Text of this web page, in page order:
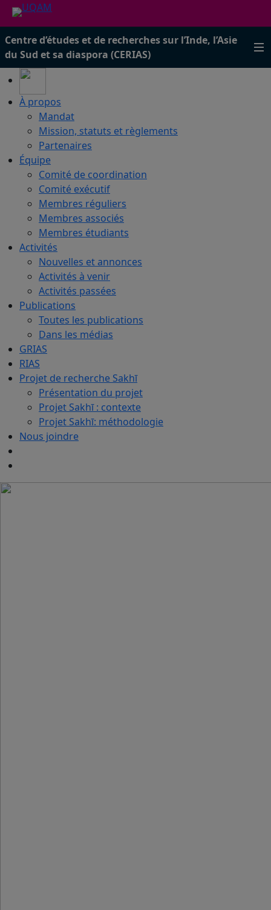
Centre d’études et de recherches sur l’Inde, l’Asie
du Sud et sa diaspora (CERIAS)
À propos
Mandat
Mission, statuts et règlements
Partenaires
Équipe
Comité de coordination
Comité exécutif
Membres réguliers
Membres associés
Membres étudiants
Activités
Nouvelles et annonces
Activités à venir
Activités passées
Publications
Toutes les publications
Dans les médias
GRIAS
RIAS
Projet de recherche Sakhī
Présentation du projet
Projet Sakhī : contexte
Projet Sakhī: méthodologie
Nous joindre